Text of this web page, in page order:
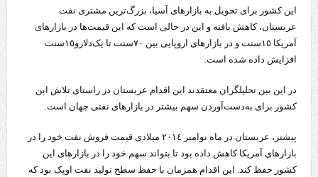
این کشور برای تحویل به بازارهای آسیا، بزرگ‌ترین مشتری نفت
عربستان، کاهش یافته و این در حالی است که این قیمت‌ها در بازارهای
آمریکا ١٥سنت و در بازارهای اروپایی بین ٧٠سنت تا یک‌دلارو١٥سنت
افزایش داده شده است.
در این بین تحلیلگران معتقدند این اقدام عربستان در راستای تلاش این
کشور برای به‌دست‌آوردن سهم بیشتر در بازارهای نفتی جهان است.
پیشتر، عربستان در ماه نوامبر ٢٠١٤ میلادی قیمت فروش نفت خود را در
بازارهای آمریکا کاهش داده بود تا بتواند سهم خود را در بازارهای این
کشور حفظ کند. این اقدام همزمان با حفظ سطح تولید نفت اوپک بود که